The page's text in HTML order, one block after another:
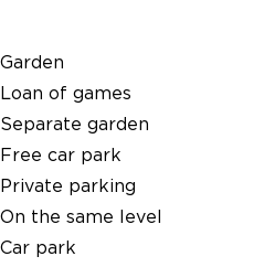
Garden
Loan of games
Separate garden
Free car park
Private parking
On the same level
Car park